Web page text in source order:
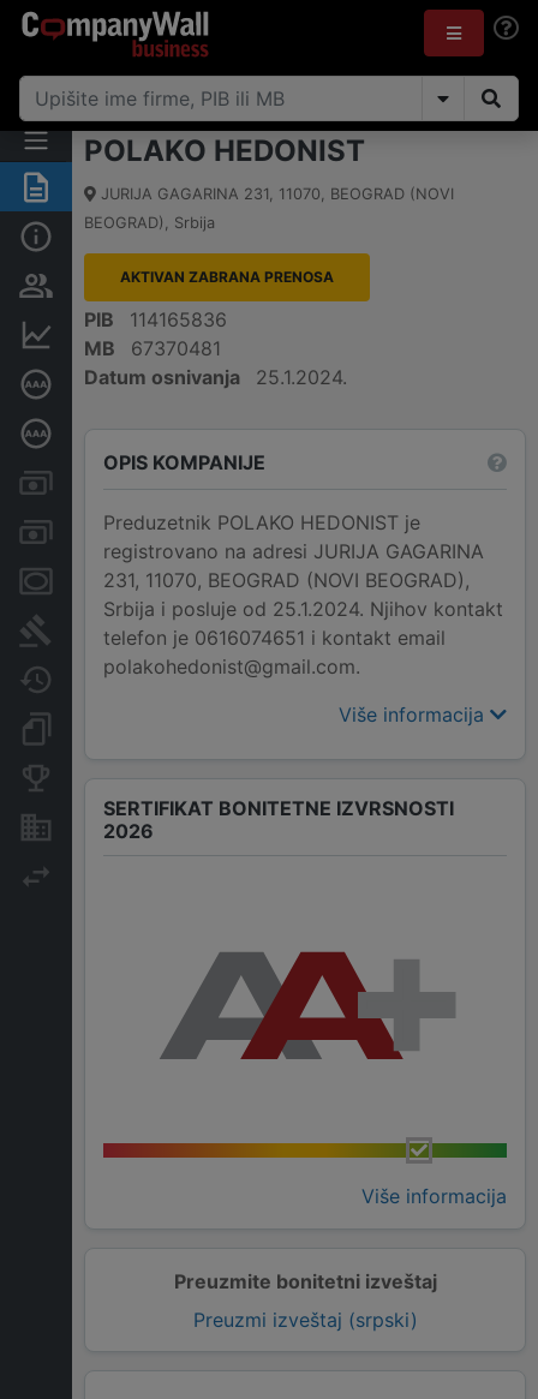
Rezime
Osnovni podaci
Vlasnička struktura
Sertifikat bonitetne izvrsnosti
Dubinska bonitetna ocena
Računi i blokade
Menice i zaloge
Sudski sporovi
Javne nabavke
Konkurentske kompanije
Nekretnine i imovina
POLAKO HEDONIST
JURIJA GAGARINA 231, 11070, BEOGRAD (NOVI
BEOGRAD) , Srbija
AKTIVAN ZABRANA PRENOSA
PIB
114165836
MB
67370481
Datum osnivanja
25.1.2024.
OPIS KOMPANIJE
Preduzetnik POLAKO HEDONIST je
registrovano na adresi JURIJA GAGARINA
231, 11070, BEOGRAD (NOVI BEOGRAD),
Srbija i posluje od 25.1.2024. Njihov kontakt
telefon je 0616074651 i kontakt email
polakohedonist@gmail.com.
Više informacija
SERTIFIKAT BONITETNE IZVRSNOSTI
2026
Više informacija
Preuzmite bonitetni izveštaj
Preuzmi izveštaj (srpski)